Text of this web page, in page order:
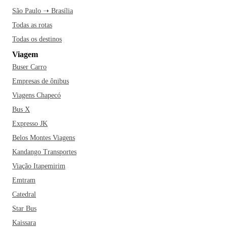
São Paulo ➝ Brasília
Todas as rotas
Todas os destinos
Viagem
Buser Carro
Empresas de ônibus
Viagens Chapecó
Bus X
Expresso JK
Belos Montes Viagens
Kandango Transportes
Viação Itapemirim
Emtram
Catedral
Star Bus
Kaissara